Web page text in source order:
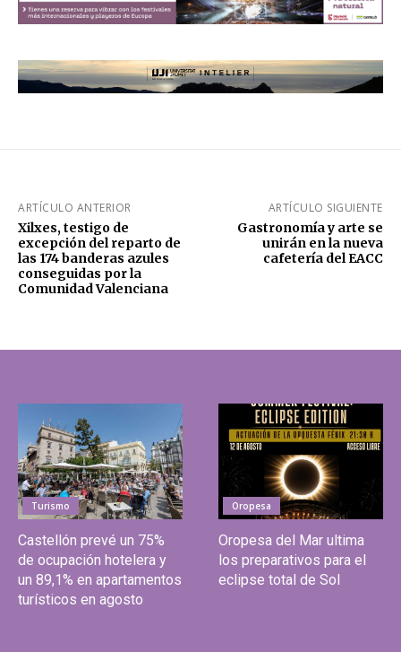
ARTÍCULO ANTERIOR
Xilxes, testigo de
excepción del reparto de
las 174 banderas azules
conseguidas por la
Comunidad Valenciana
ARTÍCULO SIGUIENTE
Gastronomía y arte se
unirán en la nueva
cafetería del EACC
Turismo
Castellón prevé un 75%
de ocupación hotelera y
un 89,1% en apartamentos
turísticos en agosto
Oropesa
Oropesa del Mar ultima
los preparativos para el
eclipse total de Sol